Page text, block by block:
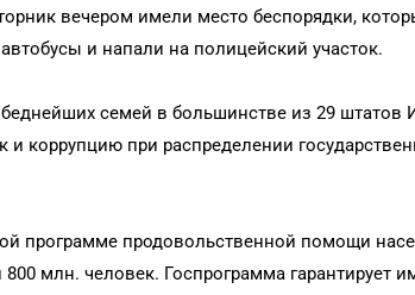
вечером имели место беспорядки,
и напали на полицейский участок.
семей в большинстве из 29 штатов
и коррупцию при распределении
программе продовольственной помощи
млн. человек. Госпрограмма гарантирует